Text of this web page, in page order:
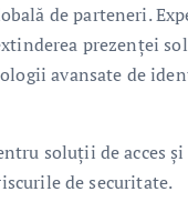
de parteneri.
prezenței
avansate de
soluții de acces
de securitate.